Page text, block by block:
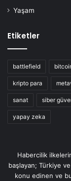
Yaşam
Etiketler
battlefield
kripto para
sanat siber
yapay zeka
Habercilik
başlayan; Türkiye
konu edinen ve